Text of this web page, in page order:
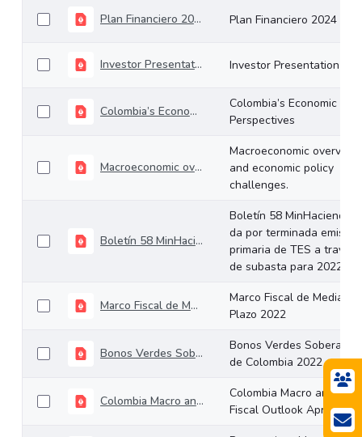
Plan Financiero 2024 Plan Financiero 2024
Investor Presentation Investor Presentation
Colombia’s Economic Perspectives
Colombia’s Economic
Perspectives
Macroeconomic overview and economic policy challenges.
Macroeconomic overview
and economic policy
challenges.
Boletín 58 MinHacienda da por terminada emisión primaria de TES a través de subasta para 2022
Boletín 58 MinHacienda
da por terminada emisión
primaria de TES a través
de subasta para 2022
Marco Fiscal de Mediano Plazo 2022
Marco Fiscal de Mediano
Plazo 2022
Bonos Verdes Soberanos de Colombia 2022
Bonos Verdes Soberanos
de Colombia 2022
Colombia Macro and Fiscal Outlook April 2022
Colombia Macro and
Fiscal Outlook April 2022